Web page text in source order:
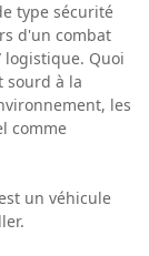
type sécurité
d'un combat
Quoi
sourd à la
les
comme
un véhicule